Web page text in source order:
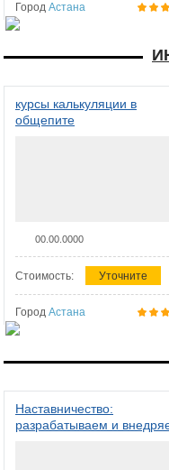
Город Астана
курсы калькуляции в
общепите
00.00.0000
Стоимость: Уточните
Город Астана
Наставничество:
разрабатываем и